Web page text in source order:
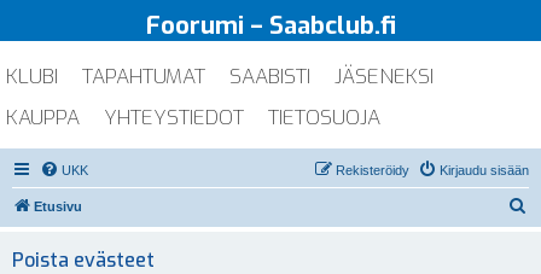
Foorumi – Saabclub.fi
KLUBI TAPAHTUMAT SAABISTI
JÄSENEKSI
KAUPPA
YHTEYSTIEDOT TIETOSUOJA
UKK Kirjaudu sisään
Rekisteröidy
Etusivu
Poista evästeet